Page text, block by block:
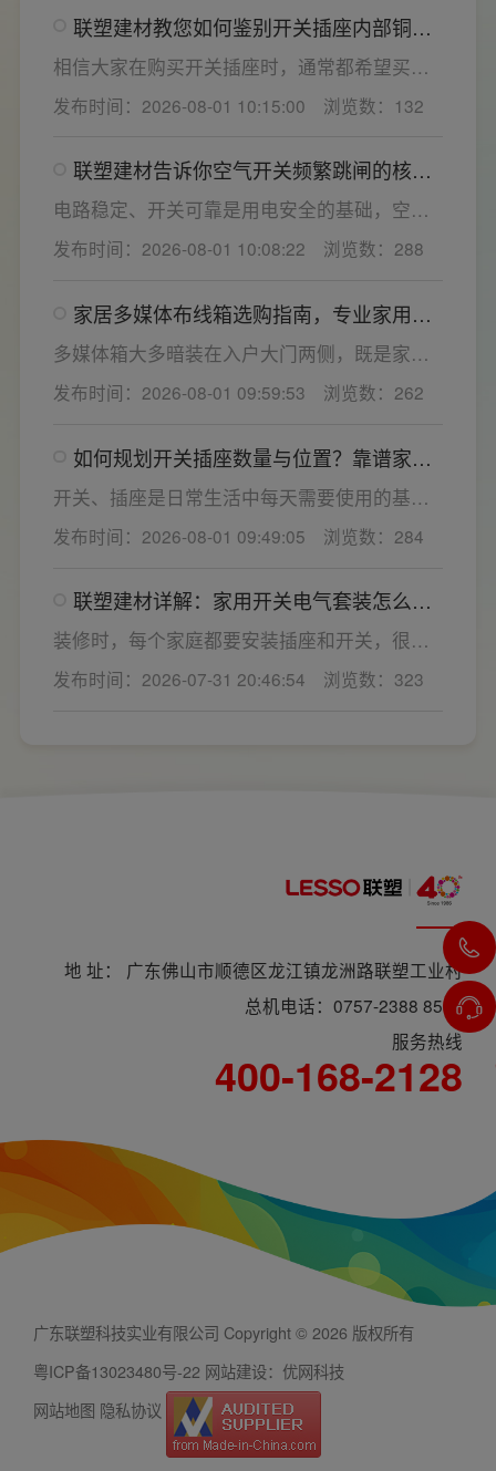
关键。联塑建材总结专业选购“七看”技巧，帮大
家精准避坑，挑选安全耐用的开关插座产品。
联塑建材教您如何鉴别开关插座内部铜片
质量
相信大家在购买开关插座时，通常都希望买到
一款寿命长，质量好的产品，那么对于开关插
座而言，其里面的铜片好坏就直接决定了它的
越长越好(因为铜片长度决定了插座距离的大
小，插孔间距越宽二三插同时插入越方便)。
发布时间：2026-08-01 10:15:00 浏览数：132
联塑建材告诉你空气开关频繁跳闸的核心
原因与技术对策
电路稳定、开关可靠是用电安全的基础，空开
频繁跳闸大多源于电压波动、配件适配性不足
或防护结构设计缺陷。联塑建材依托成熟的电
电气套装产品，结构设计科学、稳压防护性能
优异，可有效应对电压瞬变、电网波动等场
景，减少无故跳闸、误跳闸等故障问题。
发布时间：2026-08-01 10:08:22 浏览数：288
家居多媒体布线箱选购指南，专业家用开
关电气套装厂家为您详解
多媒体箱大多暗装在入户大门两侧，既是家居
弱电线路的集中收纳载体，也会影响墙面整体
装修美观度，外观颜值、内部空间、模块化功
一站式配齐全屋电气产品，选择综合实力过硬
的家用开关电气套装厂家，可以同时搞定开关
插座、配电箱、多媒体布线箱等全套产品，采
购与售后更省心。
发布时间：2026-08-01 09:59:53 浏览数：262
如何规划开关插座数量与位置？靠谱家用
开关电气套装品牌怎么选？
开关、插座是日常生活中每天需要使用的基础
电气配件。随着家用电器的普及，需要的电源
插座和开关也会越来越多。装修前期除了规划
关键。如果装修时开关、插座的数量设置不
够，或者开关、插座的位置设置不合理，会给
今后的日常生活带来诸多不便，甚至留下安全
隐患。 所以装修前一定要精心规划开关、插座
发布时间：2026-08-01 09:49:05 浏览数：284
联塑建材详解：家用开关电气套装怎么
选，开关插座怎么安装更安全
装修时，每个家庭都要安装插座和开关，很多
业主在挑选家用开关电气套装之后，并不清楚
插座、开关合理的离地高度以及规范的安装方
发布时间：2026-07-31 20:46:54 浏览数：323
地 址： 广东佛山市顺德区龙江镇龙洲路联塑工业村
总机电话：0757-2388 8588
服务热线
400-168-2128
广东联塑科技实业有限公司 Copyright © 2026 版权所有
粤ICP备13023480号-22 网站建设：优网科技
网站地图 隐私协议